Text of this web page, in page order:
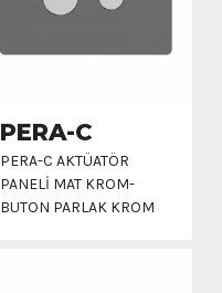
PERA-C
PERA-C AKTÜATÖR
PANELİ MAT KROM-
BUTON PARLAK KROM